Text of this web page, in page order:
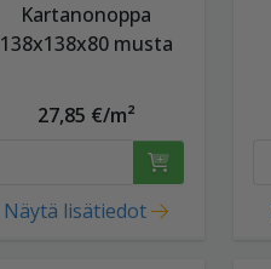
Kartanonoppa
138x138x80 musta
27,85 €/m²
Näytä lisätiedot